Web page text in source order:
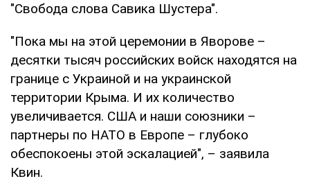
"Свобода слова Савика Шустера".
"Пока мы на этой церемонии в Яворове –
десятки тысяч российских войск находятся на
границе с Украиной и на украинской
территории Крыма. И их количество
увеличивается. США и наши союзники –
партнеры по НАТО в Европе – глубоко
обеспокоены этой эскалацией", – заявила
Квин.